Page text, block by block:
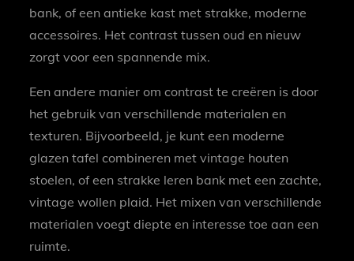
bank, of een antieke kast met strakke, moderne
accessoires. Het contrast tussen oud en nieuw
zorgt voor een spannende mix.
Een andere manier om contrast te creëren is door
het gebruik van verschillende materialen en
texturen. Bijvoorbeeld, je kunt een moderne
glazen tafel combineren met vintage houten
stoelen, of een strakke leren bank met een zachte,
vintage wollen plaid. Het mixen van verschillende
materialen voegt diepte en interesse toe aan een
ruimte.